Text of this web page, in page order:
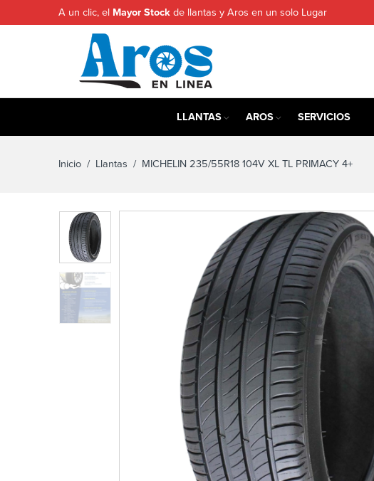
A un clic, el Mayor Stock de llantas y Aros en un solo Lugar
LLANTAS AROS SERVICIOS
Inicio / Llantas / MICHELIN 235/55R18 104V XL TL PRIMACY 4+